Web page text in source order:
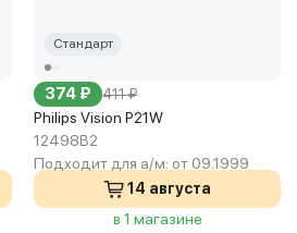
Стандарт
374 ₽ 411 ₽
Philips Vision P21W
12498B2
Подходит для а/м: от 09.1999
14 августа
в 1 магазине